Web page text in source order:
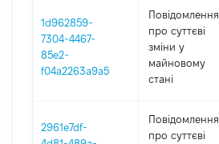
1d962859-
7304-4467-
85e2-
f04a2263a9a5
Повідомлення
про суттєві
зміни y
майновому
стані
2961e7df-
Повідомлення
про суттєві